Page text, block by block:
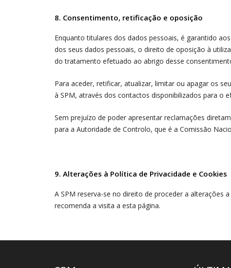
8. Consentimento, retificação e oposição
Enquanto titulares dos dados pessoais, é garantido
dos seus dados pessoais, o direito de oposição à
do tratamento efetuado ao abrigo desse
Para aceder, retificar, atualizar, limitar ou apagar os
à SPM, através dos contactos disponibilizados para o
Sem prejuízo de poder apresentar reclamações
para a Autoridade de Controlo, que é a Comissão
9. Alterações à Política de Privacidade e Cookies
A SPM reserva-se no direito de proceder a alterações
recomenda a visita a esta página.